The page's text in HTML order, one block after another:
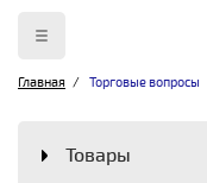
Главная Торговые вопросы
Товары